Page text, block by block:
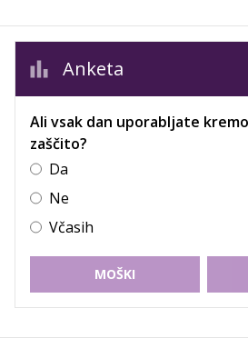
Anketa
Ali vsak dan uporabljate kremo
zaščito?
Da
Ne
Včasih
MOŠKI